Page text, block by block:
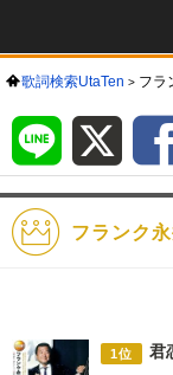
歌詞検索UtaTen フラ
LINE
フランク
1位 君